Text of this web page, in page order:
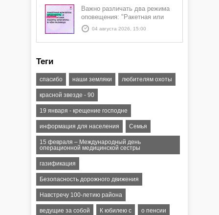
Важно различать два режима
оповещения: "Ракетная или
БПЛА опасность" и "Угроза
атаки ракеты или БПЛА"
04 августа 2026, 15:00
Теги
спасибо наши земляки любителям охоты
красной звезде - 90
19 января - крещение господне
информация для населения Семья
15 февраля – Международный день
операционной медицинской сестры
газификация
Безопасность дорожного движения
Навстречу 100-летию района
ведущие за собой К юбилею с о пенсии